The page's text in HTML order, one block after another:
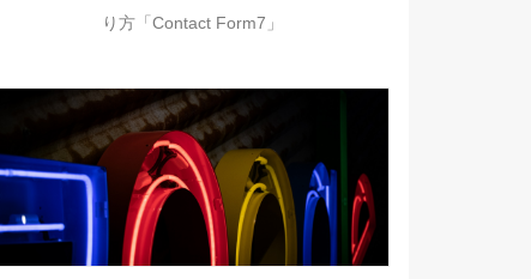
り方「Contact Form7」